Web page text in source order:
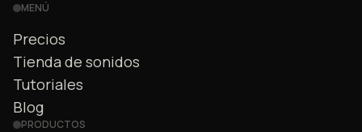
MENÚ
Precios
Tienda de sonidos
Tutoriales
Blog
PRODUCTOS